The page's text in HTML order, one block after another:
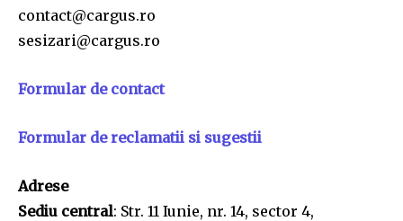
contact@cargus.ro
sesizari@cargus.ro
Formular de contact
Formular de reclamatii si sugestii
Adrese
Sediu central: Str. 11 Iunie, nr. 14, sector 4,